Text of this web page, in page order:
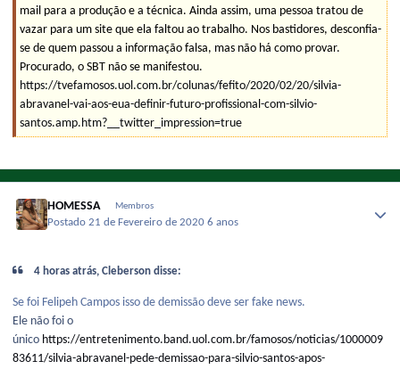
mail para a produção e a técnica. Ainda assim, uma pessoa tratou de
vazar para um site que ela faltou ao trabalho. Nos bastidores, desconfia-
se de quem passou a informação falsa, mas não há como provar.
Procurado, o SBT não se manifestou.
https://tvefamosos.uol.com.br/colunas/fefito/2020/02/20/silvia-
abravanel-vai-aos-eua-definir-futuro-profissional-com-silvio-
santos.amp.htm?__twitter_impression=true
HOMESSA Membros
Postado21 de Fevereiro de 20206 anos
4 horas atrás, Cleberson disse:
Se foi Felipeh Campos isso de demissão deve ser fake news.
Ele não foi o
único https://entretenimento.band.uol.com.br/famosos/noticias/1000009
83611/silvia-abravanel-pede-demissao-para-silvio-santos-apos-